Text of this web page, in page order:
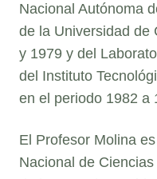
Nacional Autónoma
de la Universidad de
y 1979 y del
del Instituto
en el periodo 1982 a
El Profesor Molina
Nacional de